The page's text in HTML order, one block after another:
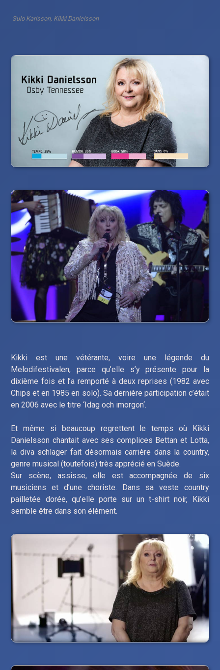
Sulo Karlsson, Kikki Danielsson
Kikki est une vétérante, voire une légende du
Melodifestivalen, parce qu’elle s’y présente pour la
dixième fois et l’a remporté à deux reprises (1982 avec
Chips et en 1985 en solo). Sa dernière participation c’était
en 2006 avec le titre ‘Idag och imorgon‘.
Et même si beaucoup regrettent le temps où Kikki
Danielsson chantait avec ses complices Bettan et Lotta,
la diva schlager fait désormais carrière dans la country,
genre musical (toutefois) très apprécié en Suède.
Sur scène, assisse, elle est accompagnée de six
musiciens et d’une choriste. Dans sa veste country
pailletée dorée, qu’elle porte sur un t-shirt noir, Kikki
semble être dans son élément.